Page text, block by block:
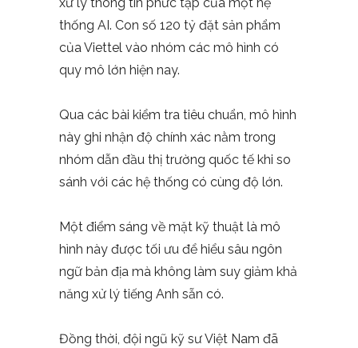
xử lý thông tin phức tạp của một hệ
thống AI. Con số 120 tỷ đặt sản phẩm
của Viettel vào nhóm các mô hình có
quy mô lớn hiện nay.
Qua các bài kiểm tra tiêu chuẩn, mô hình
này ghi nhận độ chính xác nằm trong
nhóm dẫn đầu thị trường quốc tế khi so
sánh với các hệ thống có cùng độ lớn.
Một điểm sáng về mặt kỹ thuật là mô
hình này được tối ưu để hiểu sâu ngôn
ngữ bản địa mà không làm suy giảm khả
năng xử lý tiếng Anh sẵn có.
Đồng thời, đội ngũ kỹ sư Việt Nam đã